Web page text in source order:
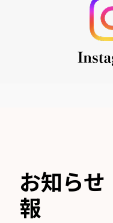
お知ら
報